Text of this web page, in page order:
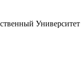
Университет